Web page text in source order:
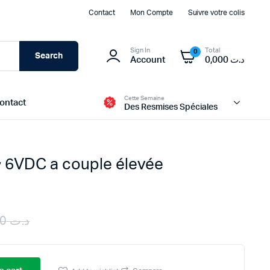
Contact Mon Compte Suivre votre colis
Search
Sign In
Account
0 Total
د.ت
Modules d’alimentation et BMS
Cette Semaine
Des Resmises Spéciales
a couple élevée
د.ت13,000
Original
Current